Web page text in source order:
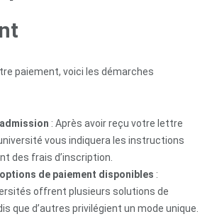
paiement, voici les démarches
: Après avoir reçu votre lettre
vous indiquera les instructions
des frais d’inscription.
de paiement disponibles :
offrent plusieurs solutions de
que d’autres privilégient un mode unique.